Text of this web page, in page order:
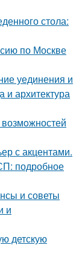
стола:
по Москве
уединения и
и архитектура
с акцентами.
подробное
и советы
и
детскую